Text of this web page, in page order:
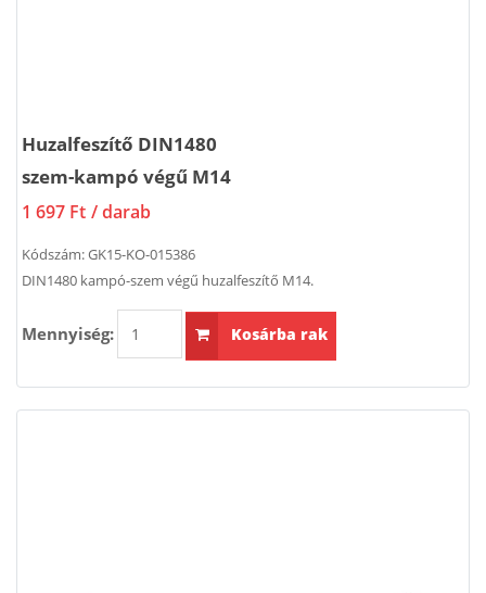
Huzalfeszítő DIN1480
szem-kampó végű M14
1 697 Ft / darab
Kódszám:GK15-KO-015386
DIN1480 kampó-szem végű huzalfeszítő M14.
Mennyiség: Kosárba rak